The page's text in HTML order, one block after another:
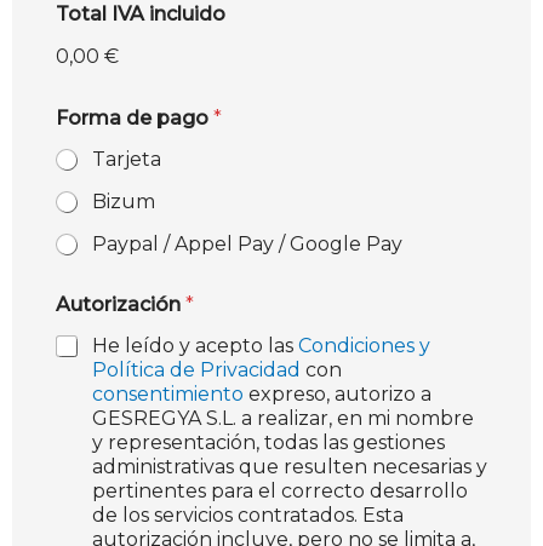
Total IVA incluido
0,00 €
Forma de pago *
Tarjeta
Bizum
Paypal / Appel Pay / Google Pay
Autorización *
He leído y acepto las Condiciones y
Política de Privacidad con
consentimiento expreso, autorizo a
GESREGYA S.L. a realizar, en mi nombre
y representación, todas las gestiones
administrativas que resulten necesarias y
pertinentes para el correcto desarrollo
de los servicios contratados. Esta
autorización incluye, pero no se limita a,